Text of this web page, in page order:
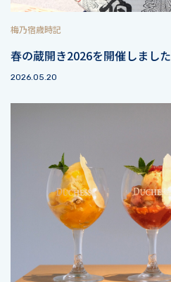
梅乃宿歳時記
春の蔵開き2026を開催しました
2026.05.20